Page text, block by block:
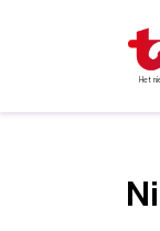
Het